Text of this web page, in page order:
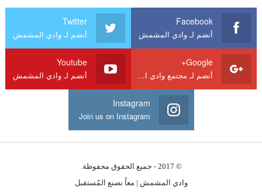
Facebook
أنضم لـ وادي المشمش
Twitter
أنضم لـ وادي المشمش
Google+
أنضم لـ مجتمع وادي المشمش
Youtube
أنضم لـ وادي المشمش
Instagram
Join us on Instagram
© 2017 - جميع الحقوق محفوظة.
وادي المشمش | معاً نصنع المُستقبل